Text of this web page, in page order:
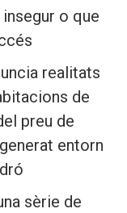
o que
realitats
de
preu de
entorn
sèrie de